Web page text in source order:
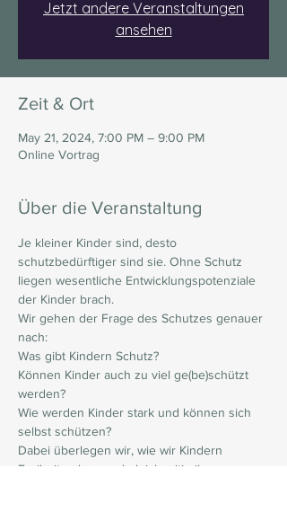
Jetzt andere Veranstaltungen
ansehen
Zeit & Ort
May 21, 2024, 7:00 PM – 9:00 PM
Online Vortrag
Über die Veranstaltung
Je kleiner Kinder sind, desto
schutzbedürftiger sind sie. Ohne Schutz
liegen wesentliche Entwicklungspotenziale
der Kinder brach.
Wir gehen der Frage des Schutzes genauer
nach:
Was gibt Kindern Schutz?
Können Kinder auch zu viel ge(be)schützt
werden?
Wie werden Kinder stark und können sich
selbst schützen?
Dabei überlegen wir, wie wir Kindern
Freiheit geben und gleichzeitig ihre